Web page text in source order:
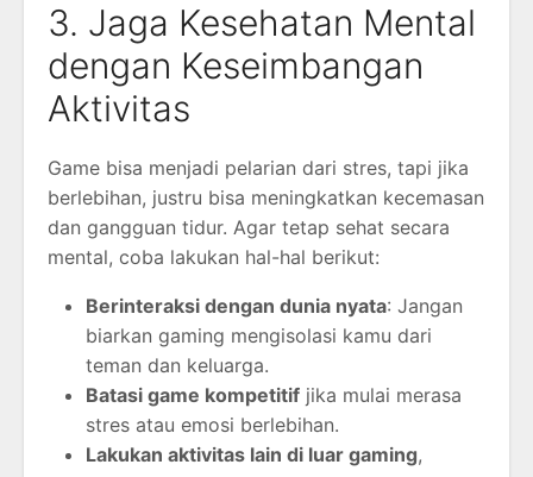
3. Jaga Kesehatan Mental
dengan Keseimbangan
Aktivitas
Game bisa menjadi pelarian dari stres, tapi jika
berlebihan, justru bisa meningkatkan kecemasan
dan gangguan tidur. Agar tetap sehat secara
mental, coba lakukan hal-hal berikut:
Berinteraksi dengan dunia nyata: Jangan
biarkan gaming mengisolasi kamu dari
teman dan keluarga.
Batasi game kompetitif jika mulai merasa
stres atau emosi berlebihan.
Lakukan aktivitas lain di luar gaming,